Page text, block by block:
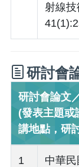
射線技
研討會
研討會論文
(發表主題或
講地點，研
1
中華